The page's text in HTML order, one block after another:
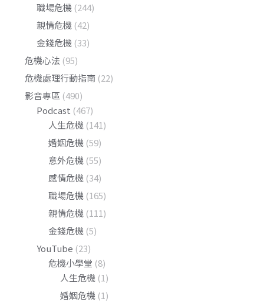
職場危機 (244)
親情危機 (42)
金錢危機 (33)
危機心法 (95)
危機處理行動指南 (22)
影音專區 (490)
Podcast (467)
人生危機 (141)
婚姻危機 (59)
意外危機 (55)
感情危機 (34)
職場危機 (165)
親情危機 (111)
金錢危機 (5)
YouTube (23)
危機小學堂 (8)
人生危機 (1)
婚姻危機 (1)